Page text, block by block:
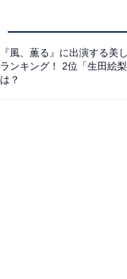
『風、薫る』に出演する美
ランキング！ 2位「生田絵
は？